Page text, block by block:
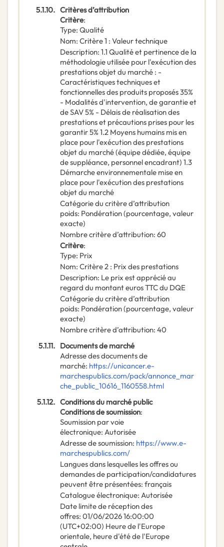
5.1.10. Critères d’attribution
Critère:
Type: Qualité
Nom: Critère 1 : Valeur technique
Description: 1.1 Qualité et pertinence de la
méthodologie utilisée pour l'exécution des
prestations objet du marché : -
Caractéristiques techniques et
fonctionnelles des produits proposés 35%
- Modalités d'intervention, de garantie et
de SAV 5% - Délais de réalisation des
prestations et précautions prises pour les
garantir 5% 1.2 Moyens humains mis en
place pour l'exécution des prestations
objet du marché (équipe dédiée, équipe
de suppléance, personnel encadrant) 1.3
Démarche environnementale mise en
place pour l'exécution des prestations
objet du marché
Catégorie du critère d’attribution
poids: Pondération (pourcentage, valeur
exacte)
Nombre critère d’attribution: 60
Critère:
Type: Prix
Nom: Critère 2 : Prix des prestations
Description: Le prix est apprécié au
regard du montant euros TTC du DQE
Catégorie du critère d’attribution
poids: Pondération (pourcentage, valeur
exacte)
Nombre critère d’attribution: 40
5.1.11. Documents de marché
Adresse des documents de
marché: https://unicancer.e-
marchespublics.com/pack/annonce_mar
che_public_10616_1160558.html
5.1.12. Conditions du marché public
Conditions de soumission:
Soumission par voie
électronique: Autorisée
Adresse de soumission: https://www.e-
marchespublics.com/
Langues dans lesquelles les offres ou
demandes de participation/candidatures
peuvent être présentées: français
Catalogue électronique: Autorisée
Date limite de réception des
offres: 01/06/202616:00:00
(UTC+02:00) Heure de l'Europe
orientale, heure d'été de l'Europe